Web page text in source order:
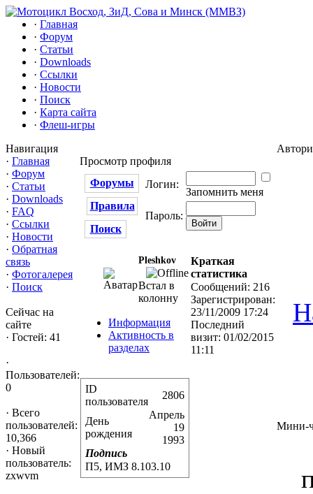
· Главная
· Форум
· Статьи
· Downloads
· Ссылки
· Новости
· Поиск
· Карта сайта
· Флеш-игры
Навигация
· Главная
· Форум
· Статьи
· Downloads
· FAQ
· Ссылки
· Новости
· Обратная
связь
· Фотогалерея
· Поиск
Сейчас на
сайте
· Гостей: 41
·
Пользователей:
0
· Всего
пользователей:
10,366
· Новый
пользователь:
zxwvm
Просмотр профиля
Форумы
Правила
Поиск
Логин:
Запомнить меня
Пароль:
Pleshkov
Встал в
колонну
Информация
Активность в
разделах
ID
пользователя
2806
День
рождения
Апрель
19
1993
Подпись
П5, ИМЗ 8.103.10
Краткая
статистика
Сообщений: 216
Зарегистрирован:
23/11/2009 17:24
Последний
визит: 01/02/2015
11:11
Мини-